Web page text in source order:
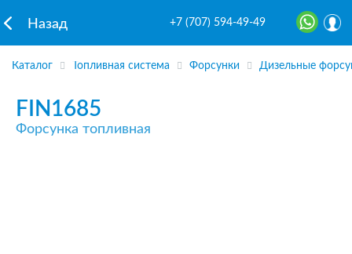
Назад +7 (707) 594-49-49
Каталог Топливная система Форсунки Дизельные
FIN1685
Форсунка топливная